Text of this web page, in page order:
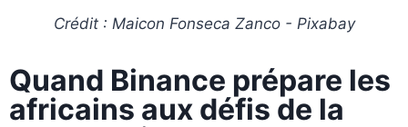
Crédit : Maicon Fonseca Zanco - Pixabay
Quand Binance prépare les
africains aux défis de la